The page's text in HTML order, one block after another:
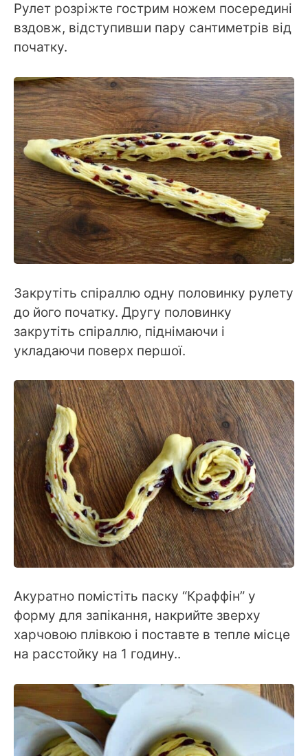
Рулет розріжте гострим ножем посередині
вздовж, відступивши пару сантиметрів від
початку.
Закрутіть спіраллю одну половинку рулету
до його початку. Другу половинку
закрутіть спіраллю, піднімаючи і
укладаючи поверх першої.
Акуратно помістіть паску “Краффін” у
форму для запікання, накрийте зверху
харчовою плівкою і поставте в тепле місце
на расстойку на 1 годину..